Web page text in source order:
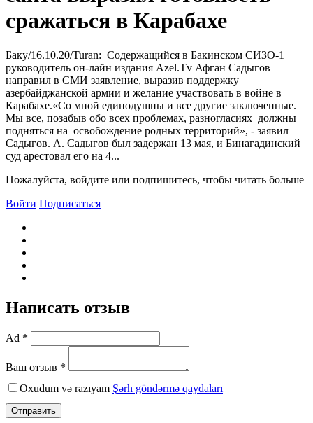
сражаться в Карабахе
Баку/16.10.20/Turan: Содержащийся в Бакинском СИЗО-1
руководитель он-лайн издания Azel.Tv Афган Садыгов
направил в СМИ заявление, выразив поддержку
азербайджанской армии и желание участвовать в войне в
Карабахе.«Со мной единодушны и все другие заключенные.
Мы все, позабыв обо всех проблемах, разногласиях должны
подняться на освобождение родных территорий», - заявил
Садыгов. А. Садыгов был задержан 13 мая, и Бинагадинский
суд арестовал его на 4...
Пожалуйста, войдите или подпишитесь, чтобы читать больше
Войти Подписаться
Написать отзыв
Ad *
Ваш отзыв *
Oxudum və razıyam Şərh göndərmə qaydaları
Отправить